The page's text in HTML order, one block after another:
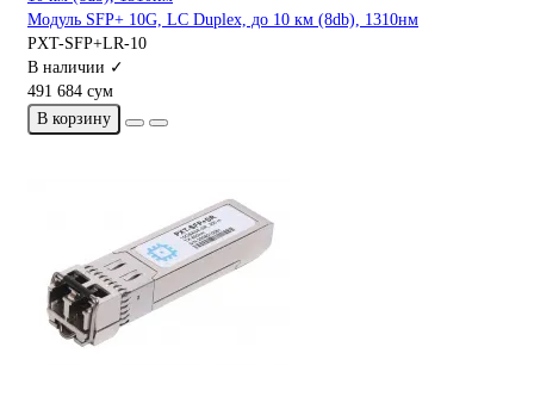
Модуль SFP+ 10G, LC Duplex, до 10 км (8db), 1310нм
PXT-SFP+LR-10
В наличии ✓
491 684 сум
В корзину